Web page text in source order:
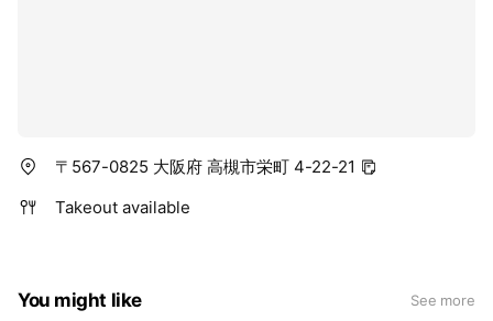
〒567-0825 大阪府 高槻市栄町 4-22-21
Takeout available
You might like See more